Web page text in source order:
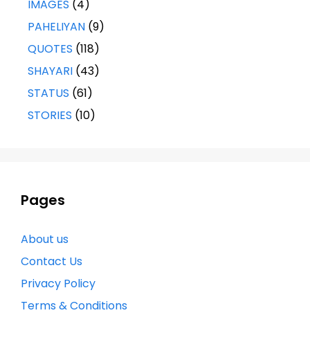
IMAGES (4)
PAHELIYAN (9)
QUOTES (118)
SHAYARI (43)
STATUS (61)
STORIES (10)
Pages
About us
Contact Us
Privacy Policy
Terms & Conditions